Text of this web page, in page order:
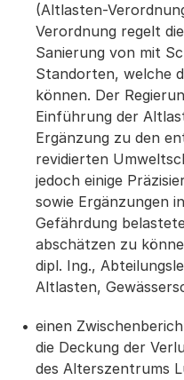
(Altlasten-
Verordnung regelt
Sanierung von mit
Standorten, welche
können. Der
Einführung der
Ergänzung zu den
revidierten
jedoch einige
sowie Ergänzungen
Gefährdung
abschätzen zu
dipl. Ing.,
Altlasten,
einen
die Deckung der
des Alterszentrums